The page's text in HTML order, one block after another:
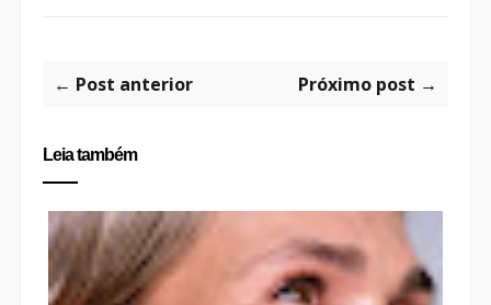
← Post anterior Próximo post →
Leia também